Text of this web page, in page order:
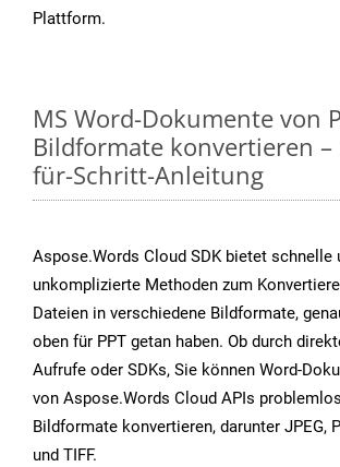
Plattform.
MS Word-Dokumente von
Bildformate konvertieren
für-Schritt-Anleitung
Aspose.Words Cloud SDK bietet schnelle
unkomplizierte Methoden zum
Dateien in verschiedene Bildformate,
oben für PPT getan haben. Ob durch
Aufrufe oder SDKs, Sie können Word-
von Aspose.Words Cloud APIs
Bildformate konvertieren, darunter JPEG,
und TIFF.